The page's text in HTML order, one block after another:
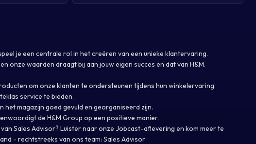
je een centrale rol in het creëren van een unieke klantervaring.
onze waarden draagt bij aan jouw eigen succes en dat van H&M.
om onze klanten te ondersteunen tijdens hun winkelervaring.
service te bieden.
magazijn goed gevuld en georganiseerd zijn.
de H&M Group op een positieve manier.
Sales Advisor? Luister naar onze Jobcast-aflevering en kom meer te
- rechtstreeks van ons team: Sales Advisor